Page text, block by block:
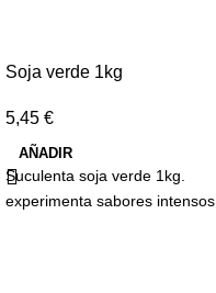
Soja verde 1kg
5,45 €
AÑADIR
Suculenta soja verde 1kg.
experimenta sabores intensos.